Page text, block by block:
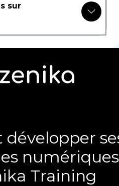
sur
numériques
Training